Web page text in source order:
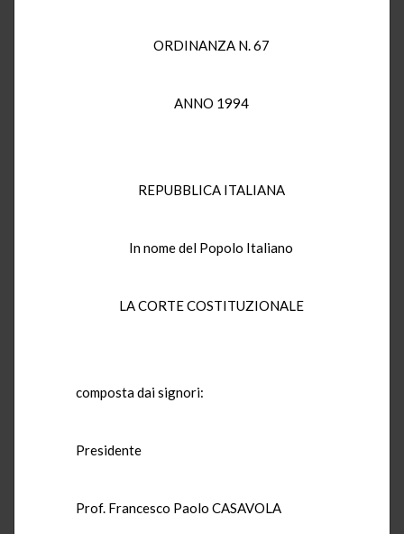
ORDINANZA N. 67
ANNO 1994
REPUBBLICA ITALIANA
In nome del Popolo Italiano
LA CORTE COSTITUZIONALE
composta dai signori:
Presidente
Prof. Francesco Paolo CASAVOLA